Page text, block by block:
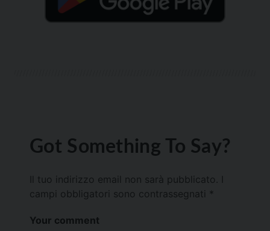
Got Something To Say?
Il tuo indirizzo email non sarà pubblicato.
campi obbligatori sono contrassegnati *
Your comment